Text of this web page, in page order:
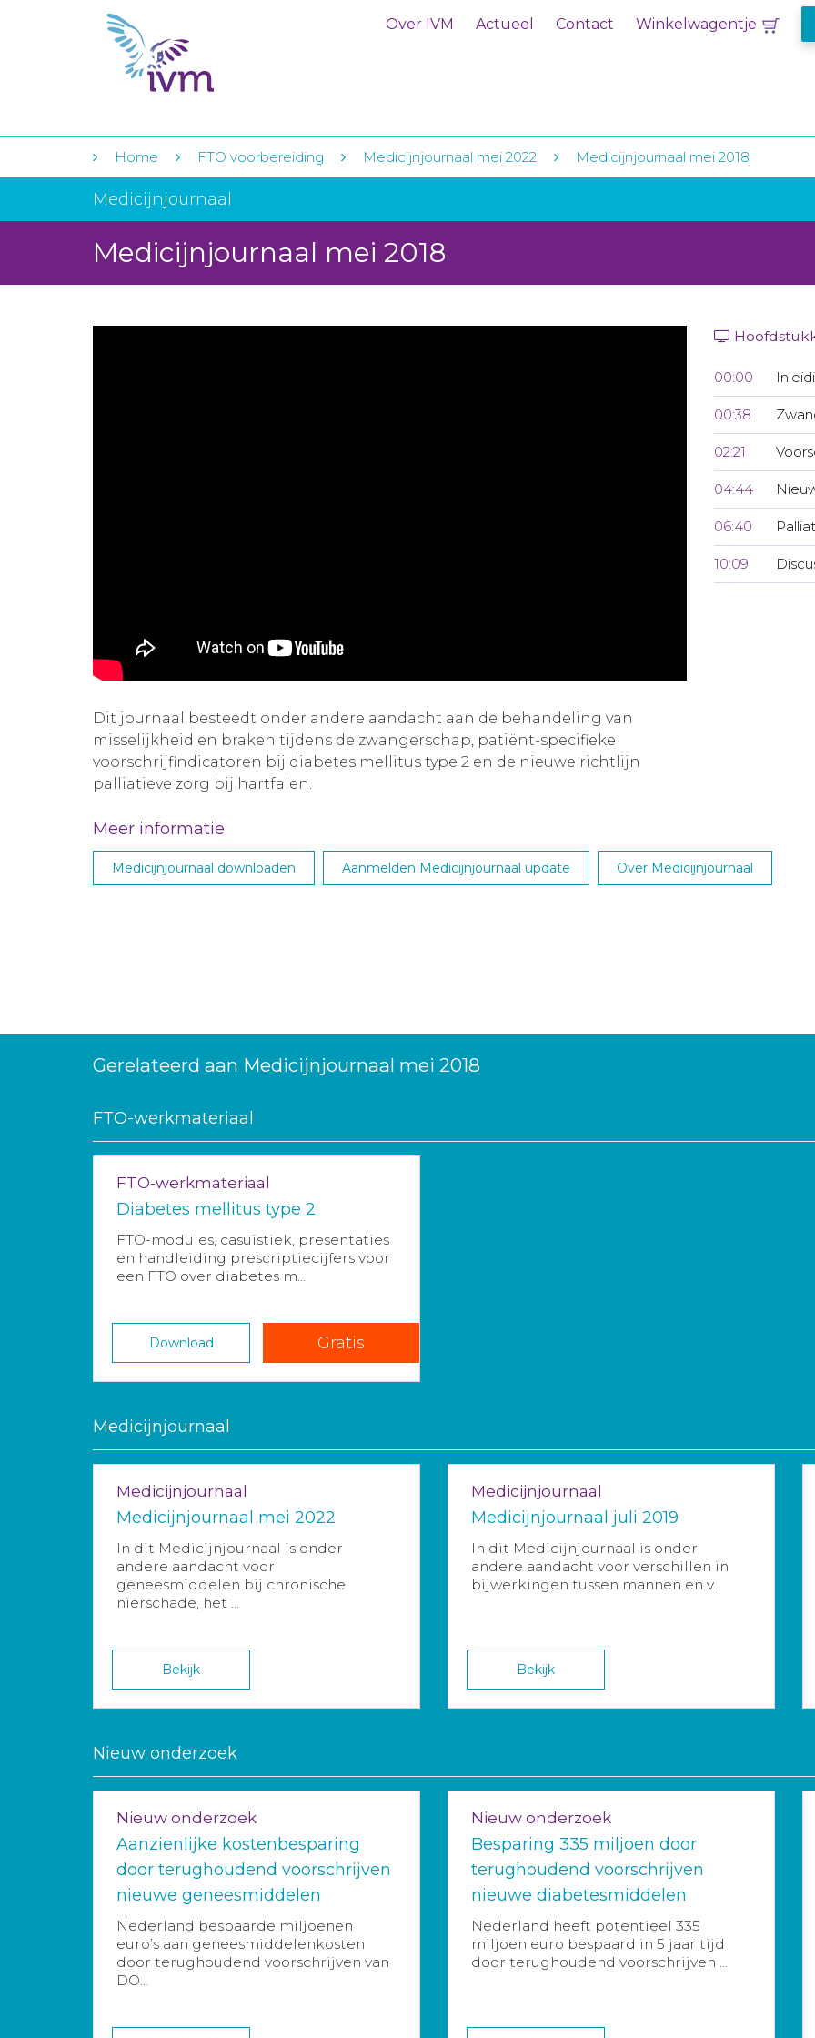
Over IVM Actueel Contact Winkelwagentje
Home FTO voorbereiding Medicijnjournaal mei 2022 Medicijnjournaal mei 2018
Medicijnjournaal
Medicijnjournaal mei 2018
00:00
00:38
02:21
04:44
06:40
10:09
Dit journaal besteedt onder andere aandacht aan de behandeling van
misselijkheid en braken tijdens de zwangerschap, patiënt-specifieke
voorschrijfindicatoren bij diabetes mellitus type 2 en de nieuwe richtlijn
palliatieve zorg bij hartfalen.
Meer informatie
Medicijnjournaal downloaden Aanmelden Medicijnjournaal update Over Medicijnjournaal
Gerelateerd aan Medicijnjournaal mei 2018
FTO-werkmateriaal
FTO-werkmateriaal
Diabetes mellitus type 2
FTO-modules, casuïstiek, presentaties
en handleiding prescriptiecijfers voor
een FTO over diabetes m...
Download Gratis
Medicijnjournaal
Medicijnjournaal
Medicijnjournaal mei 2022
In dit Medicijnjournaal is onder
andere aandacht voor
geneesmiddelen bij chronische
nierschade, het ...
Bekijk
Medicijnjournaal
Medicijnjournaal juli 2019
In dit Medicijnjournaal is onder
andere aandacht voor verschillen in
bijwerkingen tussen mannen en v...
Bekijk
Nieuw onderzoek
Nieuw onderzoek
Aanzienlijke kostenbesparing
door terughoudend voorschrijven
nieuwe geneesmiddelen
Nederland bespaarde miljoenen
euro’s aan geneesmiddelenkosten
door terughoudend voorschrijven van
DO...
Nieuw onderzoek
Besparing 335 miljoen door
terughoudend voorschrijven
nieuwe diabetesmiddelen
Nederland heeft potentieel 335
miljoen euro bespaard in 5 jaar tijd
door terughoudend voorschrijven ...